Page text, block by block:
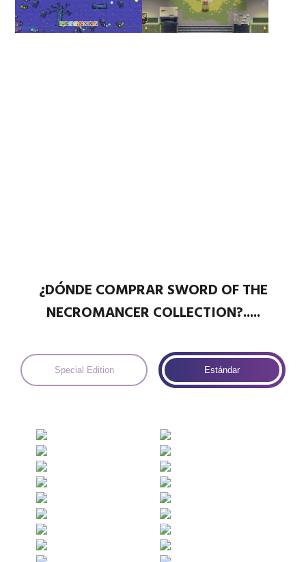
¿DÓNDE COMPRAR SWORD OF THE
NECROMANCER COLLECTION?.....
Special Edition Estándar